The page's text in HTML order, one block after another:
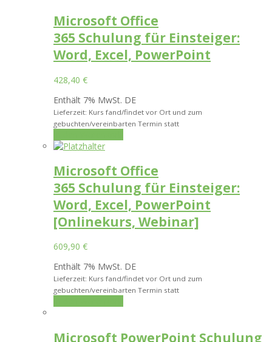
Microsoft Office
365 Schulung für Einsteiger:
Word, Excel, PowerPoint
428,40 €
Enthält 7% MwSt. DE
Lieferzeit: Kurs fand/findet vor Ort und zum
gebuchten/vereinbarten Termin statt
Microsoft Office
365 Schulung für Einsteiger:
Word, Excel, PowerPoint
[Onlinekurs, Webinar]
609,90 €
Enthält 7% MwSt. DE
Lieferzeit: Kurs fand/findet vor Ort und zum
gebuchten/vereinbarten Termin statt
Microsoft PowerPoint Schulung